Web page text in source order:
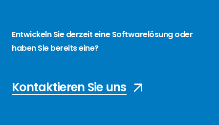
Entwickeln Sie derzeit eine Softwarelösung oder
haben Sie bereits eine?
Kontaktieren Sie uns